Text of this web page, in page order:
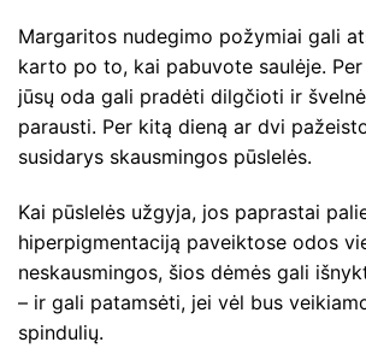
Margaritos nudegimo požymiai gali
karto po to, kai pabuvote saulėje.
jūsų oda gali pradėti dilgčioti ir
parausti. Per kitą dieną ar dvi
susidarys skausmingos pūslelės.
Kai pūslelės užgyja, jos paprastai
hiperpigmentaciją paveiktose odos
neskausmingos, šios dėmės gali
– ir gali patamsėti, jei vėl bus
spindulių.